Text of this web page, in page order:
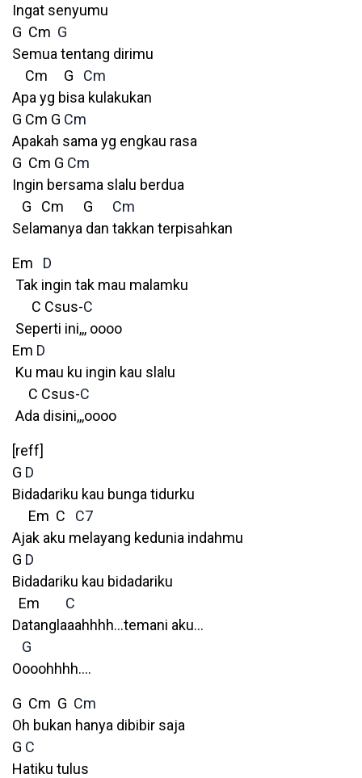
Ingat senyumu
G Cm G
Semua tentang dirimu
Cm G Cm
Apa yg bisa kulakukan
G Cm G Cm
Apakah sama yg engkau rasa
G Cm G Cm
Ingin bersama slalu berdua
G Cm G Cm
Selamanya dan takkan terpisahkan
Em D
Tak ingin tak mau malamku
C Csus-C
Seperti ini,,, oooo
Em D
Ku mau ku ingin kau slalu
C Csus-C
Ada disini,,,oooo
[reff]
G D
Bidadariku kau bunga tidurku
Em C C7
Ajak aku melayang kedunia indahmu
G D
Bidadariku kau bidadariku
Em C
Datanglaaahhhh…temani aku…
G
Oooohhhh….
G Cm G Cm
Oh bukan hanya dibibir saja
G C
Hatiku tulus